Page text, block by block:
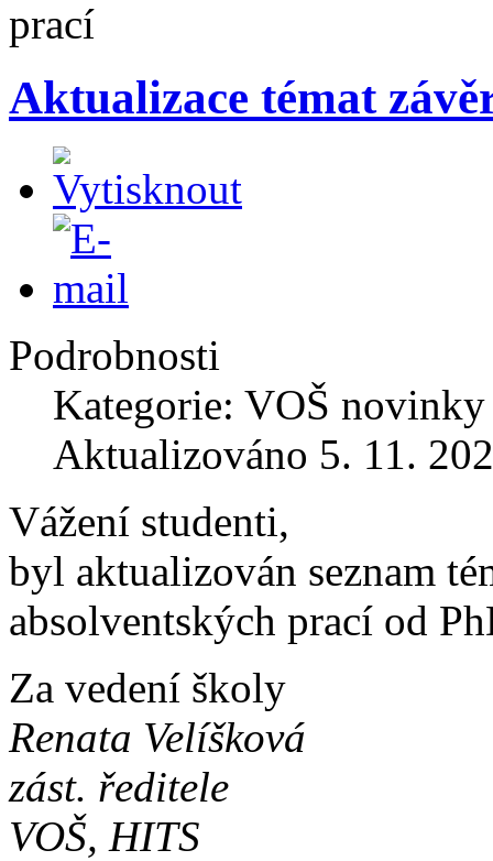
prací
Aktualizace témat
Podrobnosti
Kategorie: VOŠ novinky
Aktualizováno 5. 11.
Vážení studenti,
byl aktualizován seznam
absolventských prací od
Za vedení školy
Renata Velíšková
zást. ředitele
VOŠ, HITS